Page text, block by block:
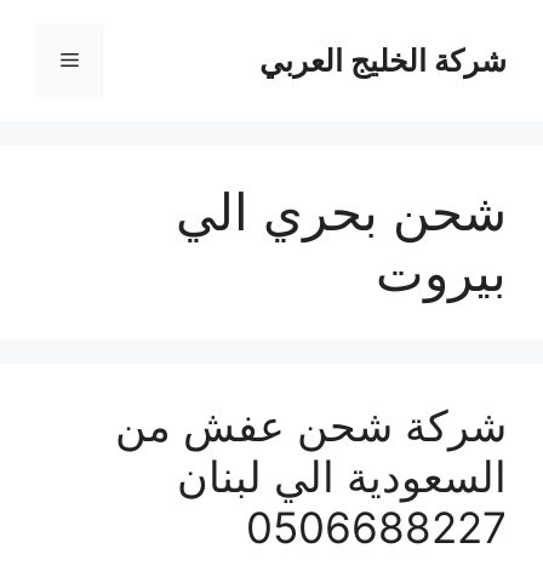
المحتوىشركة الخليج العربي القائمة
شحن بحري الي
بيروت
شركة شحن عفش من
السعودية الي لبنان
0506688227